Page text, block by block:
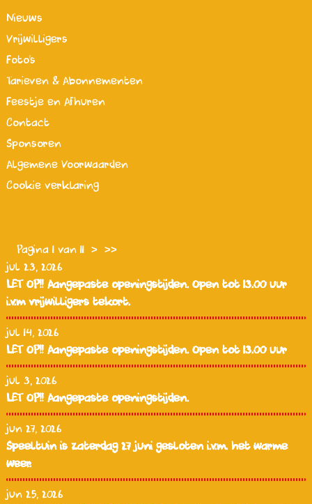
Nieuws
Vrijwilligers
Foto's
Tarieven & Abonnementen
Feestje en Afhuren
Contact
Sponsoren
Algemene Voorwaarden
Cookie verklaring
Pagina 1 van 11 > >>
jul 23, 2026
LET OP!! Aangepaste openingstijden. Open tot 13.00 uur
i.v.m vrijwilligers tekort.
jul 14, 2026
LET OP!! Aangepaste openingstijden. Open tot 13.00 uur
jul 3, 2026
LET OP!! Aangepaste openingstijden.
jun 27, 2026
Speeltuin is zaterdag 27 juni gesloten i.v.m. het warme
weer.
jun 25, 2026